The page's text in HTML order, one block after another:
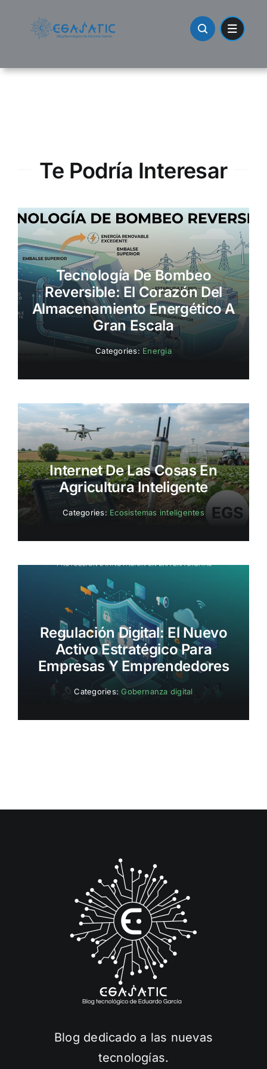
Te Podría Interesar
Tecnología De Bombeo
Reversible: El Corazón Del
Almacenamiento Energético A
Gran Escala
Categories: Energia
Internet De Las Cosas En
Agricultura Inteligente
Categories: Ecosistemas inteligentes
Regulación Digital: El Nuevo
Activo Estratégico Para
Empresas Y Emprendedores
Categories:Gobernanza digital
Blog dedicado a las nuevas
tecnologías.